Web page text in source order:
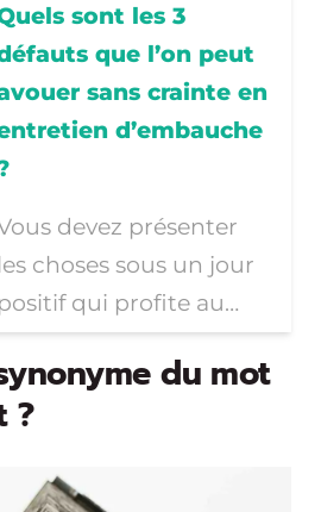
sont les 3
que l’on peut
sans crainte en
d’embauche
devez présenter
les choses sous un jour
positif qui profite au…
du mot
?